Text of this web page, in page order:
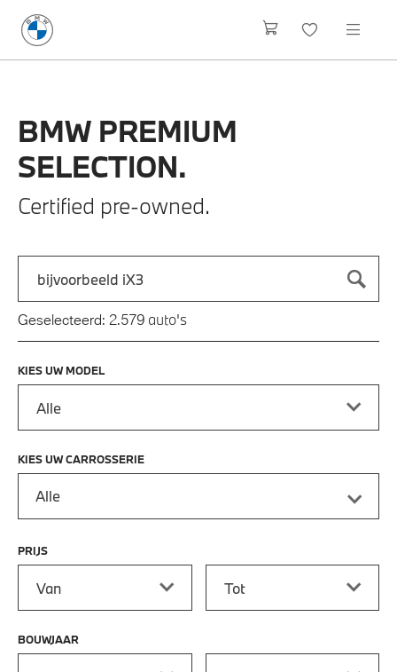
BMW PREMIUM
SELECTION.
Certified pre-owned.
Zoek naar een automodel, bijvoorbeeld 3 Serie M-Sport
Typ een automodel in en druk op enter om te zoeken
Geselecteerd: 2.579 auto's
KIES UW MODEL
KIES UW CARROSSERIE
Alle
PRIJS
BOUWJAAR